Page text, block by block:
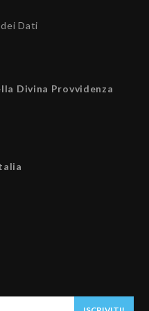
Dati
Divina Provvidenza